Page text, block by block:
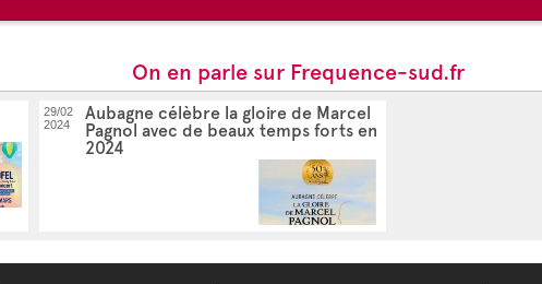
On en parle sur Frequence-sud.fr
29/02
2024
Aubagne célèbre la gloire de Marcel
Pagnol avec de beaux temps forts en
2024